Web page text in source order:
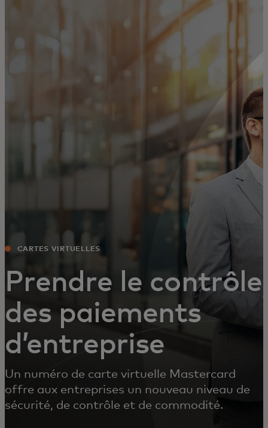
Pour l'entreprise
Pour les innovateurs
Actualités et tendances
CARTES VIRTUELLES
Prendre le contrôle
des paiements
d’entreprise
Un numéro de carte virtuelle Mastercard
offre aux entreprises un nouveau niveau de
sécurité, de contrôle et de commodité.